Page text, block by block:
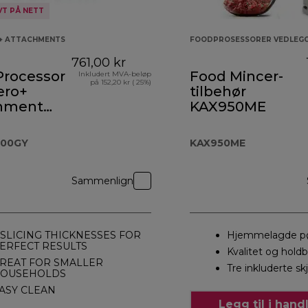
PÅ NETT
ATTACHMENTS
761,00 kr
Inkludert MVA-beløp
på 152,20 kr ( 25%)
Sammenlign
THICKNESSES FOR
RESULTS
FOR SMALLER
CLEAN
FOODPROSESSORER
Food Mincer-
tilbehør
KAX950ME
KAX950ME
Hjemmelagde
Kvalitet og
Tre inkluderte
Legg til i